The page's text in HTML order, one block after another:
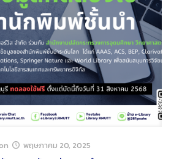
on พฤษภาคม 20, 2025